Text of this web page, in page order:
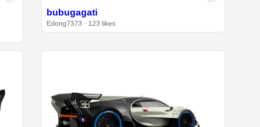
bubugagati
Edong7373 · 123 likes